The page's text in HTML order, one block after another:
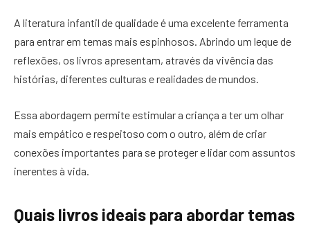
A literatura infantil de qualidade é uma excelente ferramenta
para entrar em temas mais espinhosos. Abrindo um leque de
reflexões, os livros apresentam, através da vivência das
histórias, diferentes culturas e realidades de mundos.
Essa abordagem permite estimular a criança a ter um olhar
mais empático e respeitoso com o outro, além de criar
conexões importantes para se proteger e lidar com assuntos
inerentes à vida.
Quais livros ideais para abordar temas